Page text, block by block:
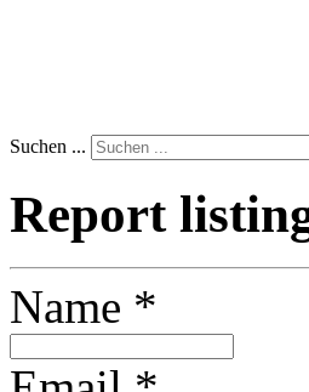
Suchen ...
Report
Name *